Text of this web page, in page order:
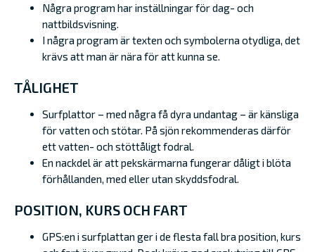
Några program har inställningar för dag- och
nattbildsvisning.
I några program är texten och symbolerna otydliga, det
krävs att man är nära för att kunna se.
TÅLIGHET
Surfplattor – med några få dyra undantag – är känsliga
för vatten och stötar. På sjön rekommenderas därför
ett vatten- och stöttåligt fodral.
En nackdel är att pekskärmarna fungerar dåligt i blöta
förhållanden, med eller utan skyddsfodral.
POSITION, KURS OCH FART
GPS:en i surfplattan ger i de flesta fall bra position, kurs